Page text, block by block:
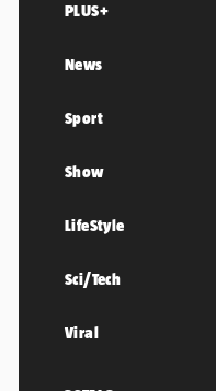
PLUS+
News
Sport
Show
LifeStyle
Sci/Tech
Viral